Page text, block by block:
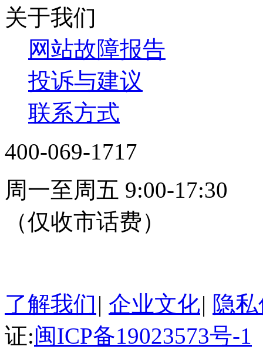
关于我们
网站故障报告
投诉与建议
联系方式
400-069-1717
周一至周五 9:00-17:30
（仅收市话费）
了解我们 | 企业文化| 隐
证:闽ICP备19023573号-1